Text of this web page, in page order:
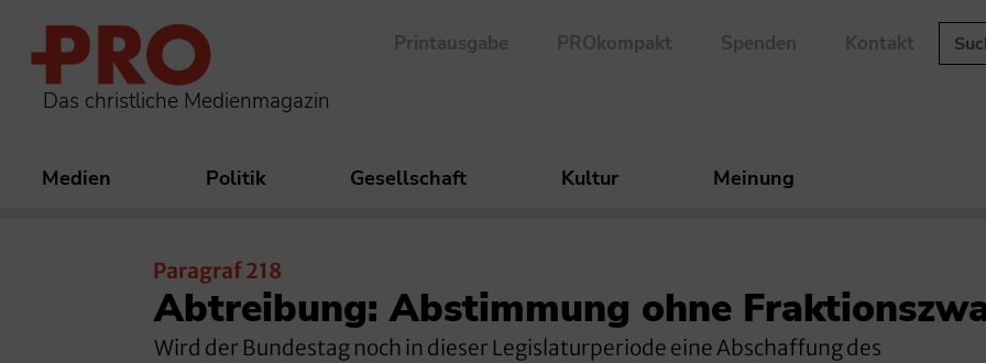
Das christliche Medienmagazin
Printausgabe PROkompakt Spenden Kontakt
Medien Politik Gesellschaft Kultur Meinung
Paragraf 218
Abtreibung: Abstimmung ohne
Wird der Bundestag noch in dieser Legislaturperiode eine Abschaffung des